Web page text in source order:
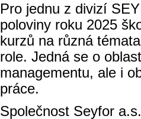
Pro jednu z divizí
poloviny roku 2025
kurzů na různá
role. Jedná se o
managementu, ale i
práce.
Společnost Seyfor